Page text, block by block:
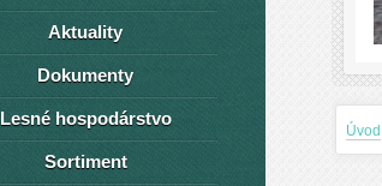
Úvod
Aktuality
Dokumenty
Lesné hospodárstvo
Sortiment